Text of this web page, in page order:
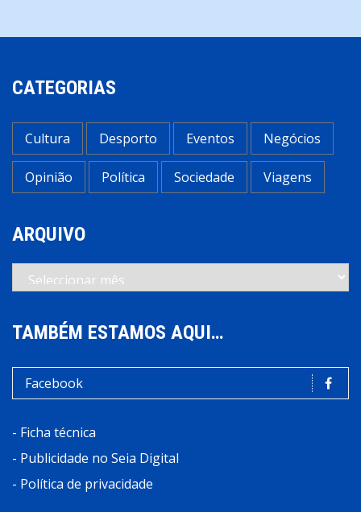
CATEGORIAS
Cultura Desporto Eventos Negócios
Opinião Política Sociedade Viagens
ARQUIVO
Arquivo
TAMBÉM ESTAMOS AQUI…
Facebook
- Ficha técnica
- Publicidade no Seia Digital
- Política de privacidade